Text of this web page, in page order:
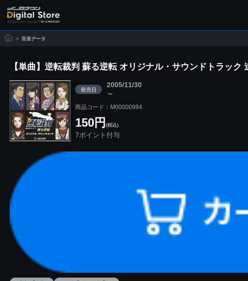
> 音楽データ
【単曲】逆転裁判 蘇る逆転 オリジナル・サウンドトラック
発売日
2005/11/30
～
商品コード：M00000994
150円 (税込)
7ポイント付与